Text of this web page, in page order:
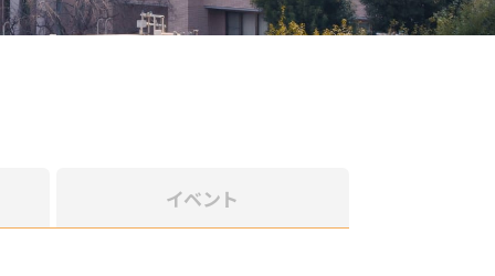
イベント